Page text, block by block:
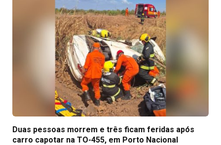
Duas pessoas morrem e três ficam feridas após
carro capotar na TO-455, em Porto Nacional